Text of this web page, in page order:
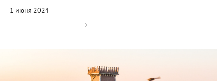
1 июня 2024